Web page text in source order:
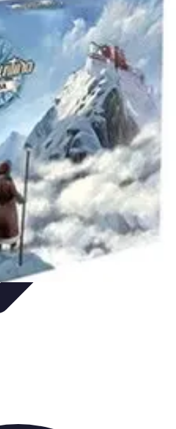
Sostenibilidad en los
de Viaje